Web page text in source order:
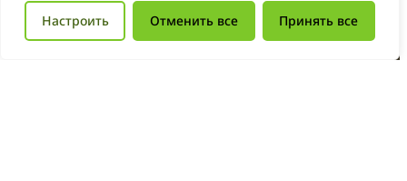
Настроить Отменить все Принять все